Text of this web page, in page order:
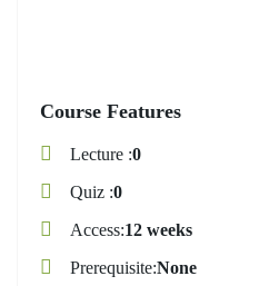
Course Features
Lecture 0
Quiz 0
Access 12 weeks
Prerequisite None